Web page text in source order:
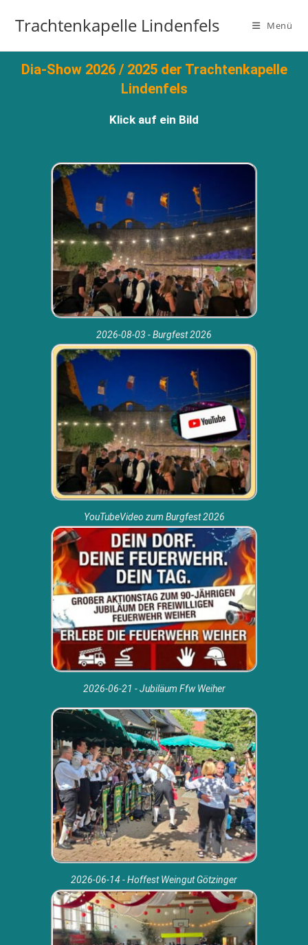
Trachtenkapelle Lindenfels Menü
Dia-Show 2026 / 2025 der Trachtenkapelle
Lindenfels
Klick auf ein Bild
2026-08-03 - Burgfest 2026
YouTubeVideo zum Burgfest 2026
2026-06-21 - Jubiläum Ffw Weiher
2026-06-14 - Hoffest Weingut Götzinger